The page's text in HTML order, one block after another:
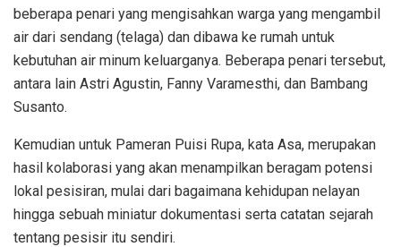
beberapa penari yang mengisahkan warga yang mengambil
air dari sendang (telaga) dan dibawa ke rumah untuk
kebutuhan air minum keluarganya. Beberapa penari tersebut,
antara lain Astri Agustin, Fanny Varamesthi, dan Bambang
Susanto.
Kemudian untuk Pameran Puisi Rupa, kata Asa, merupakan
hasil kolaborasi yang akan menampilkan beragam potensi
lokal pesisiran, mulai dari bagaimana kehidupan nelayan
hingga sebuah miniatur dokumentasi serta catatan sejarah
tentang pesisir itu sendiri.